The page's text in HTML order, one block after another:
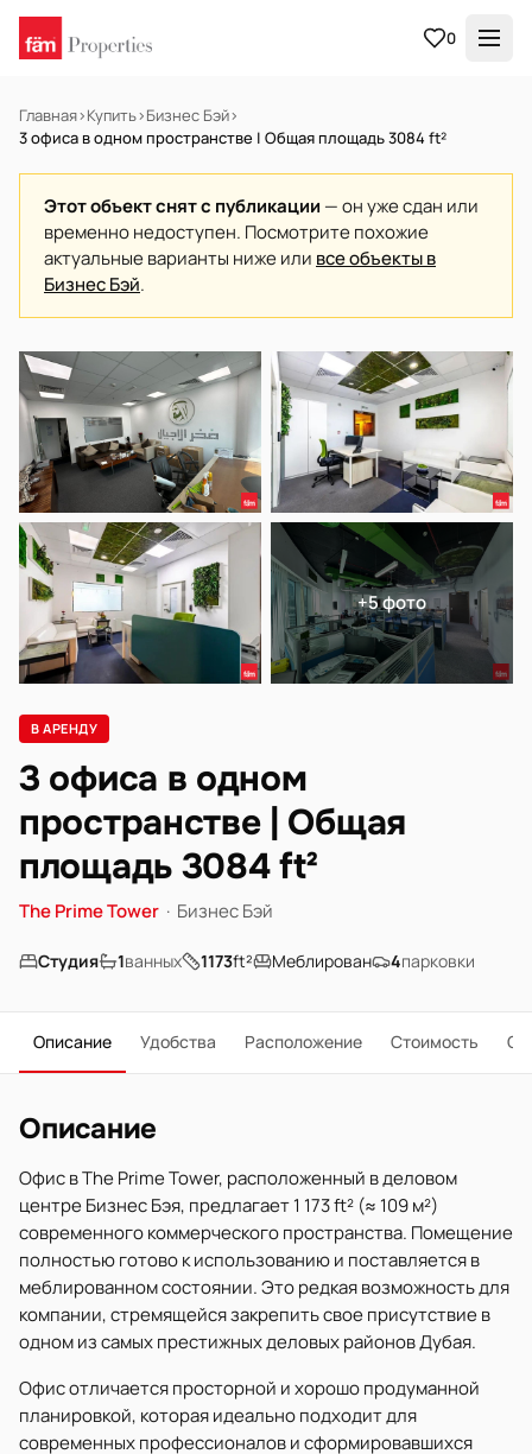
0
Главная›Купить›Бизнес Бэй›
3 офиса в одном пространстве | Общая площадь 3084 ft²
Этот объект снят с публикации — он уже сдан или
временно недоступен. Посмотрите похожие
актуальные варианты ниже или все объекты в
Бизнес Бэй.
В АРЕНДУ Готов к заселению
+5 фото
В АРЕНДУ
3 офиса в одном
пространстве | Общая
площадь 3084 ft²
The Prime Tower · Бизнес Бэй
Студия 1ванных 1173ft² Меблирован 4парковки
Описание Удобства Расположение Стоимость О
Описание
Офис в The Prime Tower, расположенный в деловом
центре Бизнес Бэя, предлагает 1 173 ft² (≈ 109 м²)
современного коммерческого пространства. Помещение
полностью готово к использованию и поставляется в
меблированном состоянии. Это редкая возможность для
компании, стремящейся закрепить свое присутствие в
одном из самых престижных деловых районов Дубая.
Офис отличается просторной и хорошо продуманной
планировкой, которая идеально подходит для
современных профессионалов и сформировавшихся